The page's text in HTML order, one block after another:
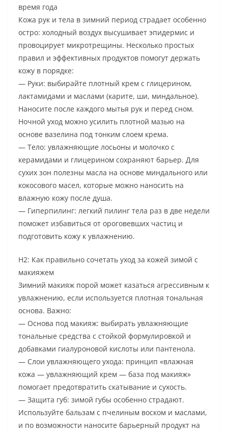
время года
Кожа рук и тела в зимний период страдает особенно
остро: холодный воздух высушивает эпидермис и
провоцирует микротрещины. Несколько простых
правил и эффективных продуктов помогут держать
кожу в порядке:
— Руки: выбирайте плотный крем с глицерином,
лактамидами и маслами (карите, ши, миндальное).
Наносите после каждого мытья рук и перед сном.
Ночной уход можно усилить плотной мазью на
основе вазелина под тонким слоем крема.
— Тело: увлажняющие лосьоны и молочко с
керамидами и глицерином сохраняют барьер. Для
сухих зон полезны масла на основе миндального или
кокосового масел, которые можно наносить на
влажную кожу после душа.
— Гиперпилинг: легкий пилинг тела раз в две недели
поможет избавиться от ороговевших частиц и
подготовить кожу к увлажнению.
H2: Как правильно сочетать уход за кожей зимой с
макияжем
Зимний макияж порой может казаться агрессивным к
увлажнению, если используется плотная тональная
основа. Важно:
— Основа под макияж: выбирать увлажняющие
тональные средства с стойкой формулировкой и
добавками гиалуроновой кислоты или пантенола.
— Слои увлажняющего ухода: принцип «влажная
кожа — увлажняющий крем — база под макияж»
помогает предотвратить скатывание и сухость.
— Защита губ: зимой губы особенно страдают.
Используйте бальзам с пчелиным воском и маслами,
и по возможности наносите барьерный продукт на